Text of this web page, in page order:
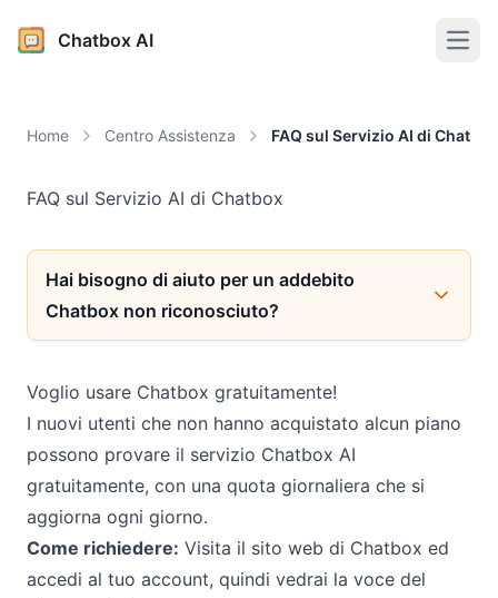
Chatbox AI
Home Centro Assistenza FAQ sul Servizio AI di Chatbox
FAQ sul Servizio AI di Chatbox
Hai bisogno di aiuto per un addebito
Chatbox non riconosciuto?
Voglio usare Chatbox gratuitamente!
I nuovi utenti che non hanno acquistato alcun piano
possono provare il servizio Chatbox AI
gratuitamente, con una quota giornaliera che si
aggiorna ogni giorno.
Come richiedere: Visita il sito web di Chatbox ed
accedi al tuo account, quindi vedrai la voce del